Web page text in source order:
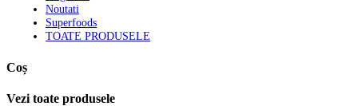
Noutati
Superfoods
TOATE PRODUSELE
Coș
Vezi toate produsele